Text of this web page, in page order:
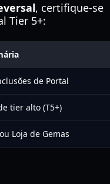
, certifique-se
Tier 5+:
de Portal
tier alto (T5+)
Loja de Gemas